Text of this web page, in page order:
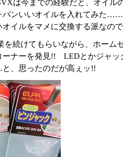
は今までの経験だと、オイル
バンいいオイルを入れてみた
イルをマメに交換する派なの
を続けてもらいながら、ホー
ナーを発見!! LEDとかジャッ
、思ったのだが高ぇッ!!